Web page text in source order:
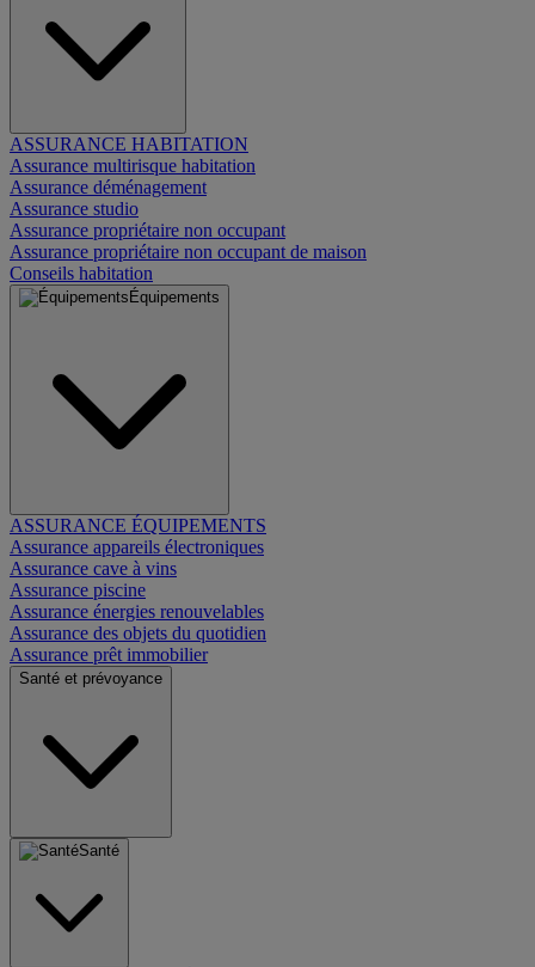
ASSURANCE HABITATION
Assurance multirisque habitation
Assurance déménagement
Assurance studio
Assurance propriétaire non occupant
Assurance propriétaire non occupant de maison
Conseils habitation
Équipements
ASSURANCE ÉQUIPEMENTS
Assurance appareils électroniques
Assurance cave à vins
Assurance piscine
Assurance énergies renouvelables
Assurance des objets du quotidien
Assurance prêt immobilier
Santé et prévoyance
Santé